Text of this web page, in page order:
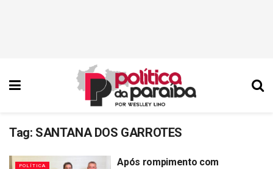
Tag: SANTANA DOS GARROTES
POLÍTICA
Após rompimento com